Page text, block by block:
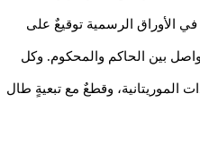
في الأوراق الرسمية توقيعٌ على
بين الحاكم والمحكوم. وكل
الموريتانية، وقطعٌ مع تبعيةٍ طال